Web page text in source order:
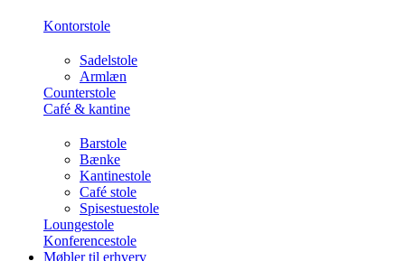
Kontorstole
Sadelstole
Armlæn
Counterstole
Café & kantine
Barstole
Bænke
Kantinestole
Café stole
Spisestuestole
Loungestole
Konferencestole
Møbler til erhverv